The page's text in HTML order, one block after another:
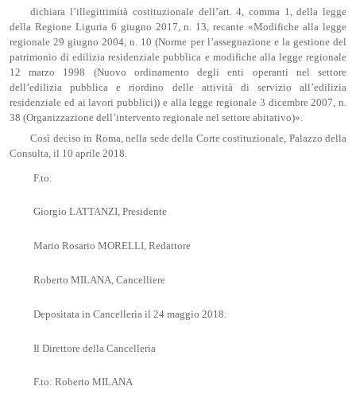
dichiara l’illegittimità costituzionale dell’art. 4, comma 1, della legge
della Regione Liguria 6 giugno 2017, n. 13, recante «Modifiche alla legge
regionale 29 giugno 2004, n. 10 (Norme per l’assegnazione e la gestione del
patrimonio di edilizia residenziale pubblica e modifiche alla legge regionale
12 marzo 1998 (Nuovo ordinamento degli enti operanti nel settore
dell’edilizia pubblica e riordino delle attività di servizio all’edilizia
residenziale ed ai lavori pubblici)) e alla legge regionale 3 dicembre 2007, n.
38 (Organizzazione dell’intervento regionale nel settore abitativo)».
Così deciso in Roma, nella sede della Corte costituzionale, Palazzo della
Consulta, il 10 aprile 2018.
F.to:
Giorgio LATTANZI, Presidente
Mario Rosario MORELLI, Redattore
Roberto MILANA, Cancelliere
Depositata in Cancelleria il 24 maggio 2018.
Il Direttore della Cancelleria
F.to: Roberto MILANA